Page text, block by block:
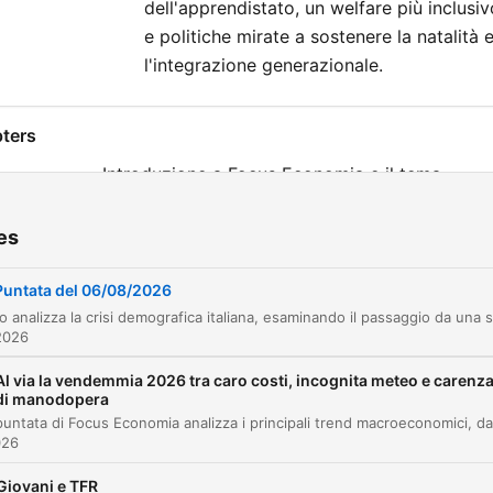
dell'apprendistato, un welfare più
e politiche mirate a sostenere la natalità e
l'integrazione generazionale.
Introduzione a Focus Economia e il tema
00:02:13
00:02:52
L'analisi di Alessandro Rosina: la scomparsa dei
giovani e lo squilibrio demografico
00:12:58
lavoro e sostenibilità delle pensioni
00:16:56
Sostenibilità del lavoro e automazione
del 06/08/2026
via la vendemmia 2026 tra caro costi, incognita meteo e carenza
manodopera
e TFR